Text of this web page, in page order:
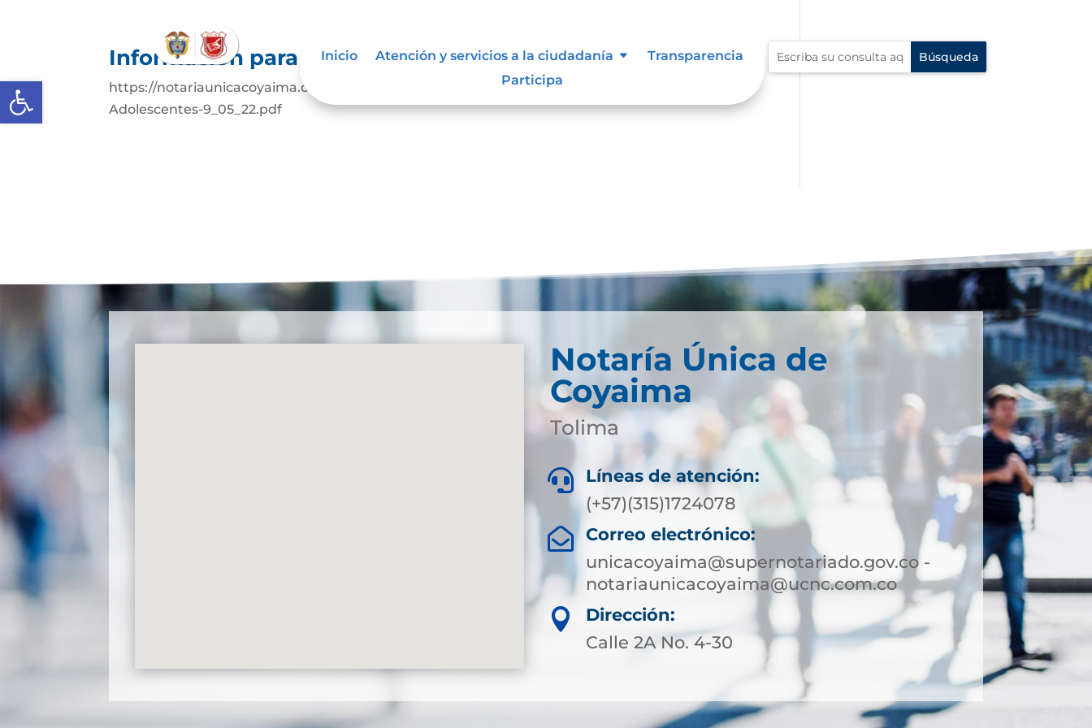
Abrir barra de herramientas
Inicio Atención y servicios a la ciudadanía
Transparencia
Participa
Información para niños, niñas y adolescentes
https://notariaunicacoyaima.com.co/wp-content/uploads/2022/05/Cartilla-Ninos-Ninos-y-
Adolescentes-9_05_22.pdf
Notaría Única de
Coyaima
Tolima

Líneas de atención:
(+57)(315)1724078

Correo electrónico:
unicacoyaima@supernotariado.gov.co -
notariaunicacoyaima@ucnc.com.co

Dirección:
Calle 2A No. 4-30